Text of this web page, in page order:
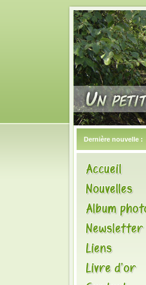
Dernière nouvelle :